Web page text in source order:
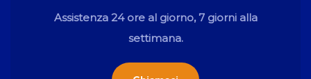
Assistenza 24 ore al giorno, 7 giorni alla
settimana.